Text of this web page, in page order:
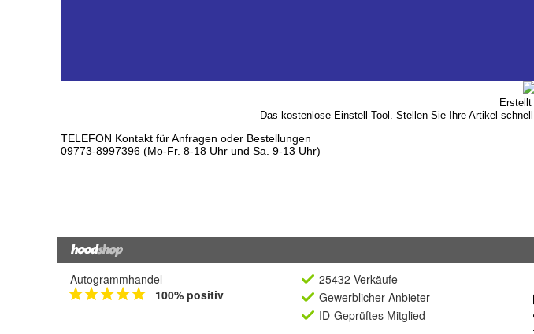
Autogrammhandel
100% positiv
25432 Verkäufe
Gewerblicher Anbieter
ID-Geprüftes Mitglied